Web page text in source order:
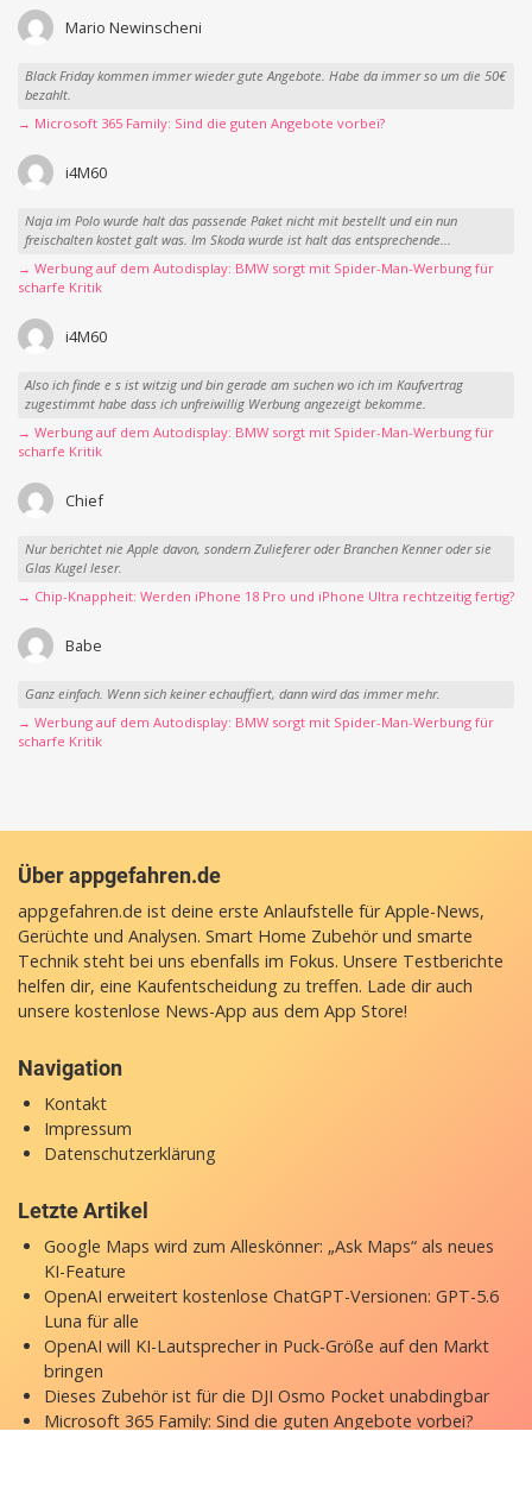
Mario Newinscheni
Black Friday kommen immer wieder gute Angebote. Habe da immer so um die 50€
bezahlt.
→ Microsoft 365 Family: Sind die guten Angebote vorbei?
i4M60
Naja im Polo wurde halt das passende Paket nicht mit bestellt und ein nun
freischalten kostet galt was. Im Skoda wurde ist halt das entsprechende...
→ Werbung auf dem Autodisplay: BMW sorgt mit Spider-Man-Werbung für
scharfe Kritik
i4M60
Also ich finde e s ist witzig und bin gerade am suchen wo ich im Kaufvertrag
zugestimmt habe dass ich unfreiwillig Werbung angezeigt bekomme.
→ Werbung auf dem Autodisplay: BMW sorgt mit Spider-Man-Werbung für
scharfe Kritik
Chief
Nur berichtet nie Apple davon, sondern Zulieferer oder Branchen Kenner oder sie
Glas Kugel leser.
→ Chip-Knappheit: Werden iPhone 18 Pro und iPhone Ultra rechtzeitig fertig?
Babe
Ganz einfach. Wenn sich keiner echauffiert, dann wird das immer mehr.
→ Werbung auf dem Autodisplay: BMW sorgt mit Spider-Man-Werbung für
scharfe Kritik
Über appgefahren.de
appgefahren.de ist deine erste Anlaufstelle für Apple-News,
Gerüchte und Analysen. Smart Home Zubehör und smarte
Technik steht bei uns ebenfalls im Fokus. Unsere Testberichte
helfen dir, eine Kaufentscheidung zu treffen. Lade dir auch
unsere kostenlose News-App aus dem App Store!
Navigation
Kontakt
Impressum
Datenschutzerklärung
Letzte Artikel
Google Maps wird zum Alleskönner: „Ask Maps“ als neues
KI-Feature
OpenAI erweitert kostenlose ChatGPT-Versionen: GPT-5.6
Luna für alle
OpenAI will KI-Lautsprecher in Puck-Größe auf den Markt
bringen
Dieses Zubehör ist für die DJI Osmo Pocket unabdingbar
Microsoft 365 Family: Sind die guten Angebote vorbei?